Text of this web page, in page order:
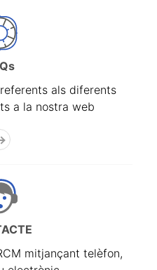
als diferents
a la nostra web
mitjançant telèfon,